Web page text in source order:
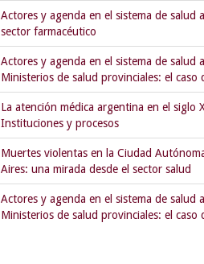
Actores y agenda en el sistema de salud
sector farmacéutico
Actores y agenda en el sistema de salud
Ministerios de salud provinciales: el caso
La atención médica argentina en el siglo
Instituciones y procesos
Muertes violentas en la Ciudad
Aires: una mirada desde el sector salud
Actores y agenda en el sistema de salud
Ministerios de salud provinciales: el caso